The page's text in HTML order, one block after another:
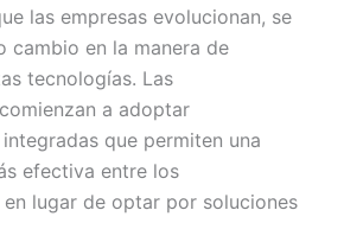
las empresas evolucionan, se
cambio en la manera de
tecnologías. Las
a adoptar
que permiten una
efectiva entre los
lugar de optar por soluciones